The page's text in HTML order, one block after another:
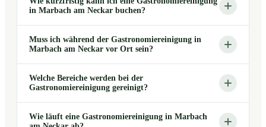
in Marbach am Neckar buchen?
Muss ich während der Gastronomiereinigung in
Marbach am Neckar vor Ort sein?
Welche Bereiche werden bei der
Gastronomiereinigung gereinigt?
Wie läuft eine Gastronomiereinigung in Marbach